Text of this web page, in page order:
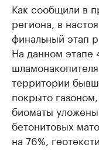
Как сообщили в
региона, в
финальный этап
На данном этапе
территории
покрыто
биоматы
бетонитовых
на 76%,